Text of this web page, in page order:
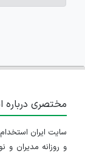
مختصری درباره
و روزانه مدیران